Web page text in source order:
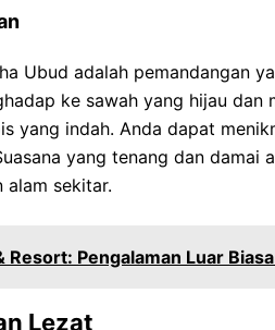
Ubud adalah pemandangan
ke sawah yang hijau dan
yang indah. Anda dapat
yang tenang dan damai
alam sekitar.
Resort: Pengalaman Luar
Lezat